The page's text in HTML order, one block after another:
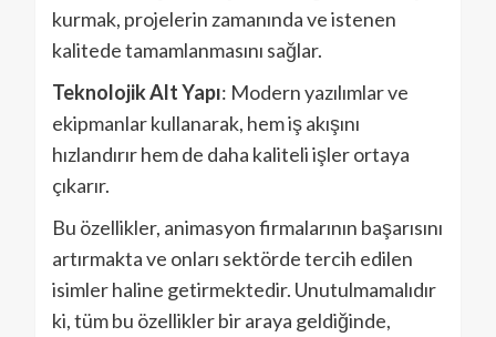
kurmak, projelerin zamanında ve istenen
kalitede tamamlanmasını sağlar.
Teknolojik Alt Yapı: Modern yazılımlar ve
ekipmanlar kullanarak, hem iş akışını
hızlandırır hem de daha kaliteli işler ortaya
çıkarır.
Bu özellikler, animasyon firmalarının başarısını
artırmakta ve onları sektörde tercih edilen
isimler haline getirmektedir. Unutulmamalıdır
ki, tüm bu özellikler bir araya geldiğinde,